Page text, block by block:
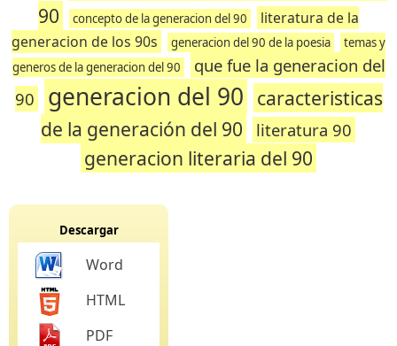
90
concepto de la generacion del 90
literatura de la
generacion de los 90s
generacion del 90 de la poesia
temas y
generos de la generacion del 90
que fue la generacion del
90
generacion del 90 caracteristicas
de la generación del 90
literatura 90
generacion literaria del 90
Descargar
Word
HTML
PDF